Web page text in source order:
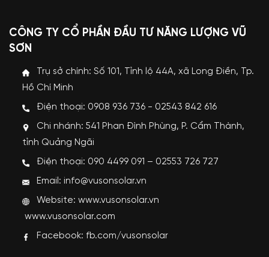
CÔNG TY CỔ PHẦN ĐẦU TƯ NĂNG LƯỢNG VŨ
SƠN
Trụ sở chính: Số 101, Tỉnh lộ 44A, xã Long Điền, Tp.
Hồ Chí Minh
Điện thoại: 0908 936 736 - 02543 842 616
Chi nhánh: 541 Phan Đình Phùng, P. Cẩm Thành,
tỉnh Quảng Ngãi
Điện thoại: 090 4499 091 – 02553 726 727
Email: info@vusonsolar.vn
Website:www.vusonsolar.vn
www.vusonsolar.com
Facebook: fb.com/vusonsolar